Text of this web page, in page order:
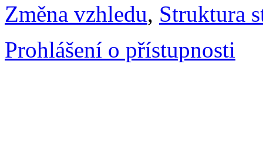
Změna vzhledu, Struktura
Prohlášení o přístupnosti